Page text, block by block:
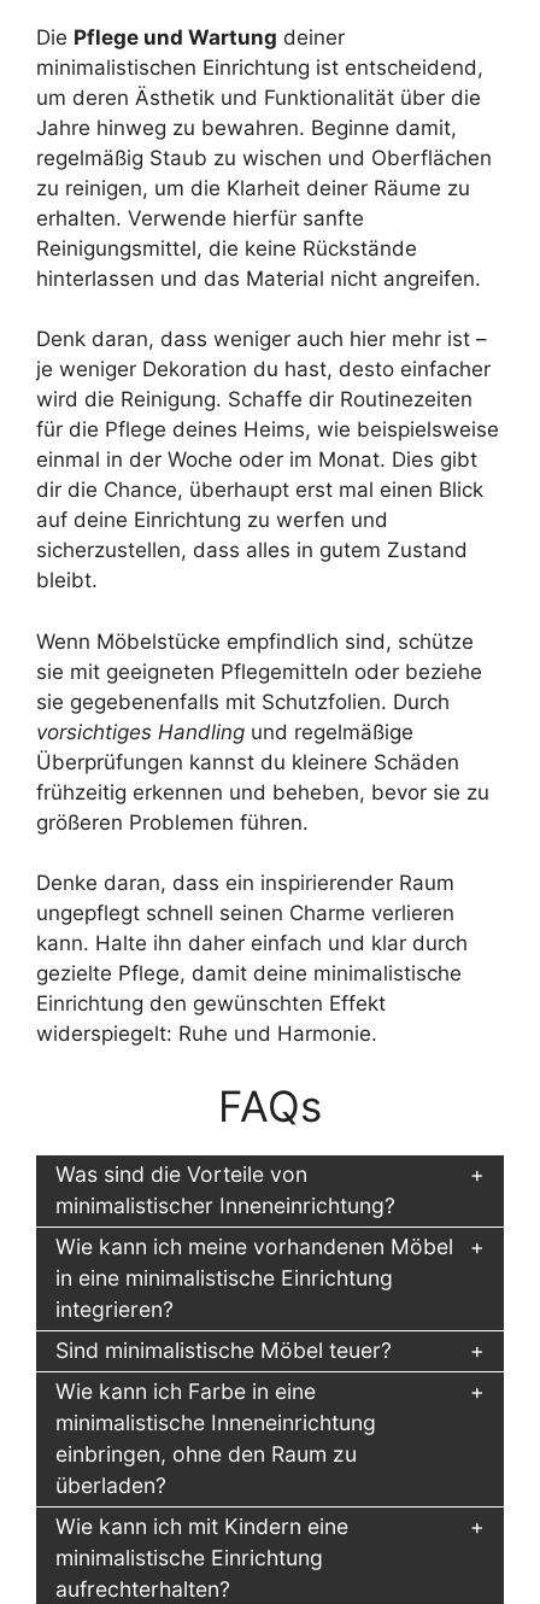
Die Pflege und Wartung deiner
minimalistischen Einrichtung ist entscheidend,
um deren Ästhetik und Funktionalität über die
Jahre hinweg zu bewahren. Beginne damit,
regelmäßig Staub zu wischen und Oberflächen
zu reinigen, um die Klarheit deiner Räume zu
erhalten. Verwende hierfür sanfte
Reinigungsmittel, die keine Rückstände
hinterlassen und das Material nicht angreifen.
Denk daran, dass weniger auch hier mehr ist –
je weniger Dekoration du hast, desto einfacher
wird die Reinigung. Schaffe dir Routinezeiten
für die Pflege deines Heims, wie beispielsweise
einmal in der Woche oder im Monat. Dies gibt
dir die Chance, überhaupt erst mal einen Blick
auf deine Einrichtung zu werfen und
sicherzustellen, dass alles in gutem Zustand
bleibt.
Wenn Möbelstücke empfindlich sind, schütze
sie mit geeigneten Pflegemitteln oder beziehe
sie gegebenenfalls mit Schutzfolien. Durch
vorsichtiges Handling und regelmäßige
Überprüfungen kannst du kleinere Schäden
frühzeitig erkennen und beheben, bevor sie zu
größeren Problemen führen.
Denke daran, dass ein inspirierender Raum
ungepflegt schnell seinen Charme verlieren
kann. Halte ihn daher einfach und klar durch
gezielte Pflege, damit deine minimalistische
Einrichtung den gewünschten Effekt
widerspiegelt: Ruhe und Harmonie.
FAQs
Was sind die Vorteile von
minimalistischer Inneneinrichtung?
Wie kann ich meine vorhandenen Möbel
in eine minimalistische Einrichtung
integrieren?
Sind minimalistische Möbel teuer?
Wie kann ich Farbe in eine
minimalistische Inneneinrichtung
einbringen, ohne den Raum zu
überladen?
Wie kann ich mit Kindern eine
minimalistische Einrichtung
aufrechterhalten?